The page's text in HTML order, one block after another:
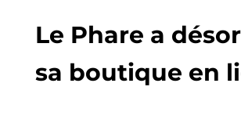
Le Phare a
sa boutique en